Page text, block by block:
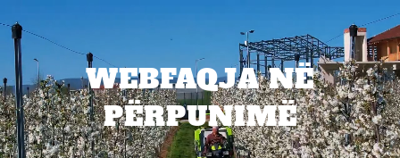
WEBFAQJA NË
PËRPUNIMË